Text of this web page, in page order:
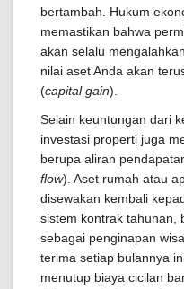
bertambah. Hukum
memastikan bahwa
akan selalu
nilai aset Anda akan
(capital gain).
Selain keuntungan dari
investasi properti juga
berupa aliran
flow). Aset rumah atau
disewakan kembali
sistem kontrak tahunan,
sebagai penginapan
terima setiap bulannya
menutup biaya cicilan